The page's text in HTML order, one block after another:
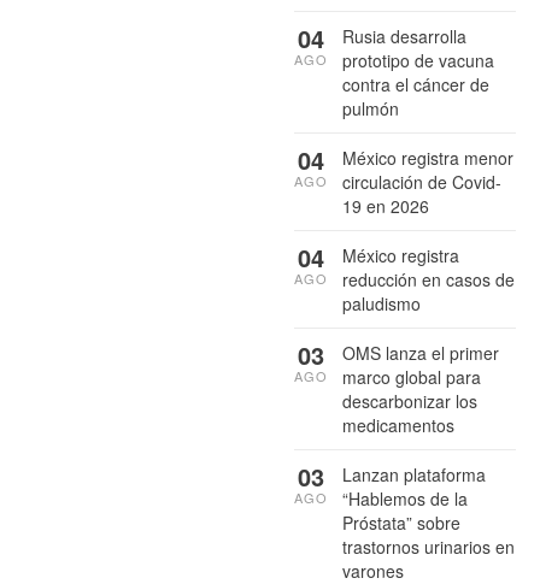
Rusia desarrolla
prototipo de vacuna
contra el cáncer de
pulmón
04
AGO
México registra menor
circulación de Covid-
19 en 2026
04
AGO
México registra
reducción en casos de
paludismo
04
AGO
OMS lanza el primer
marco global para
descarbonizar los
medicamentos
03
AGO
Lanzan plataforma
“Hablemos de la
Próstata” sobre
trastornos urinarios en
varones
03
AGO